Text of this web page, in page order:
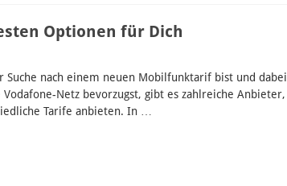
Optionen für Dich
Suche nach einem neuen Mobilfunktarif bist und dabei
Vodafone-Netz bevorzugst, gibt es zahlreiche Anbieter,
Tarife anbieten. In …